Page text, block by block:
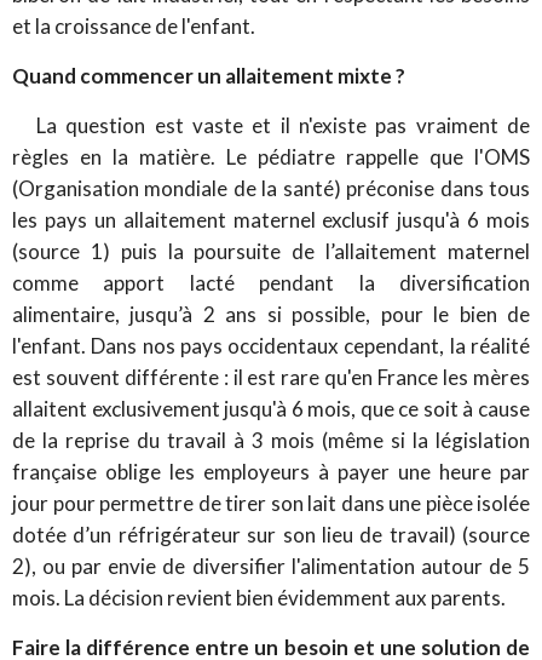
et la croissance de l'enfant.
Quand commencer un allaitement mixte ?
La question est vaste et il n'existe pas vraiment de
règles en la matière. Le pédiatre rappelle que l'OMS
(Organisation mondiale de la santé) préconise dans tous
les pays un allaitement maternel exclusif jusqu'à 6 mois
(source 1) puis la poursuite de l’allaitement maternel
comme apport lacté pendant la diversification
alimentaire, jusqu’à 2 ans si possible, pour le bien de
l'enfant. Dans nos pays occidentaux cependant, la réalité
est souvent différente : il est rare qu'en France les mères
allaitent exclusivement jusqu'à 6 mois, que ce soit à cause
de la reprise du travail à 3 mois (même si la législation
française oblige les employeurs à payer une heure par
jour pour permettre de tirer son lait dans une pièce isolée
dotée d’un réfrigérateur sur son lieu de travail) (source
2), ou par envie de diversifier l'alimentation autour de 5
mois. La décision revient bien évidemment aux parents.
Faire la différence entre un besoin et une solution de